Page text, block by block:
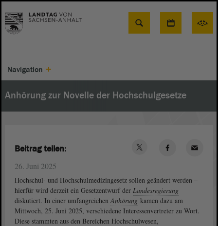
Suche
Navigation
Anhörung zur Novelle der Hochschulgesetze
26. Juni 2025
Hochschul- und Hochschulmedizingesetz sollen geändert werden –
hierfür wird derzeit ein Gesetzentwurf der Landesregierung
diskutiert. In einer umfangreichenAnhörung kamen dazu am
Mittwoch, 25. Juni 2025, verschiedene Interessenvertreter zu Wort.
Diese stammten aus den Bereichen Hochschulwesen,
Beitrag teilen: